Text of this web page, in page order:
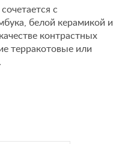
с
белой керамикой и
контрастных
терракотовые или